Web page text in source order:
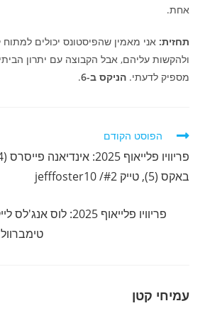
אחת.
תחזית: אני מאמין שהפיסטונס יכולים
ולהקשות עליהם, אבל הקבוצה עם יתרון
מספיק לדעתי.הניקס ב-6 .
לקרוא
נוספים
הפוסט הקודם
באקס (5), טייק #2/ jefffoster10
טימברוולבס (6) /
עמיחי קטן